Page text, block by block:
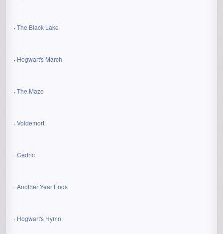
·The Black Lake
· Hogwart's March
·The Maze
·Voldemort
·Cedric
·Another Year Ends
· Hogwart's Hymn